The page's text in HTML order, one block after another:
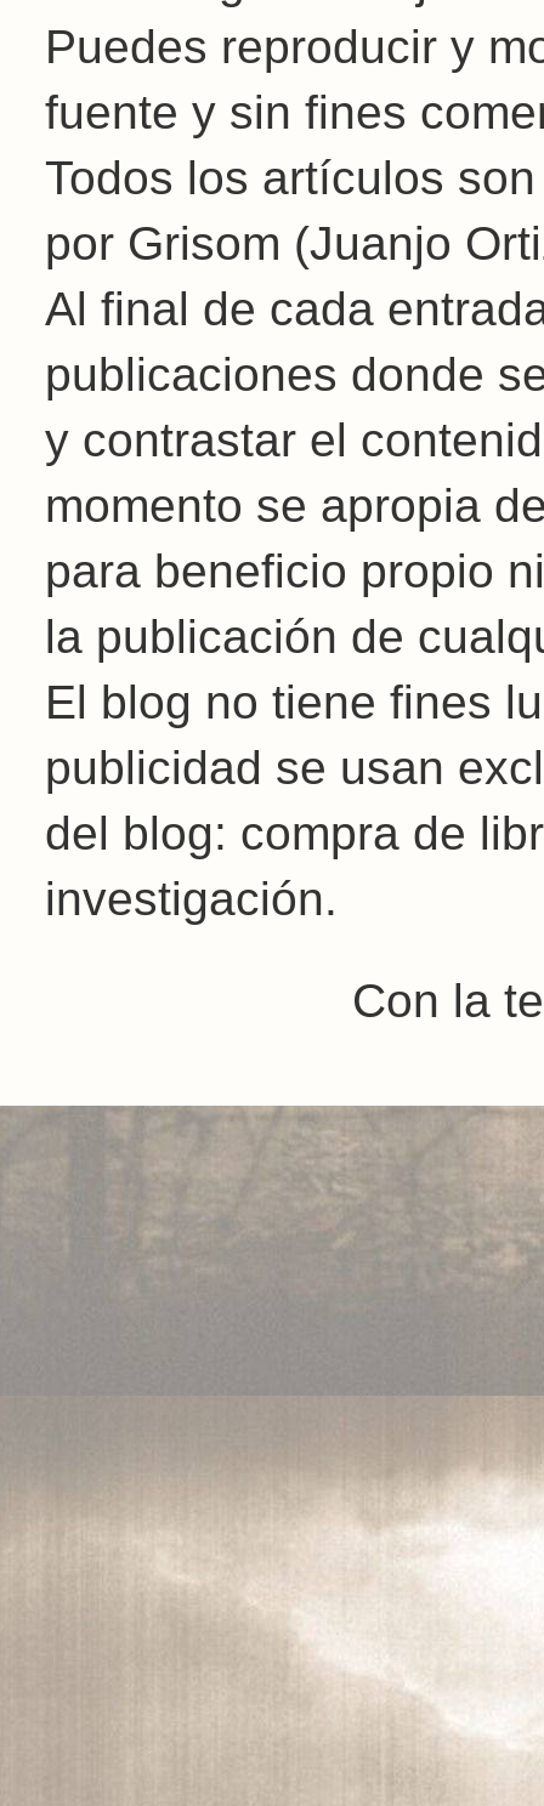
Puedes reproducir y
fuente y sin fines
Todos los artículos
por Grisom (Juanjo
Al final de cada
publicaciones donde
y contrastar el
momento se apropia
para beneficio propio
la publicación de
El blog no tiene fines
publicidad se usan
del blog: compra de
investigación.
Con la